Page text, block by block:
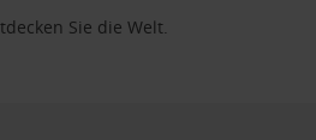
Sie die Welt.